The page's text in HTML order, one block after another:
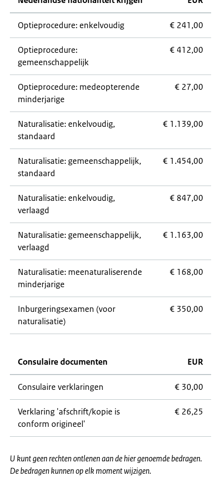
Optieprocedure: enkelvoudig € 241,00
Optieprocedure:
gemeenschappelijk
€ 412,00
Optieprocedure: medeopterende
minderjarige
€ 27,00
Naturalisatie: enkelvoudig,
standaard
€ 1.139,00
Naturalisatie: gemeenschappelijk,
standaard
€ 1.454,00
Naturalisatie: enkelvoudig,
verlaagd
€ 847,00
Naturalisatie: gemeenschappelijk,
verlaagd
€ 1.163,00
Naturalisatie: meenaturaliserende
minderjarige
€ 168,00
Inburgeringsexamen (voor
naturalisatie)
€ 350,00
Consulaire documenten EUR
Consulaire verklaringen € 30,00
Verklaring 'afschrift/kopie is
conform origineel'
€ 26,25
U kunt geen rechten ontlenen aan de hier genoemde bedragen.
De bedragen kunnen op elk moment wijzigen.